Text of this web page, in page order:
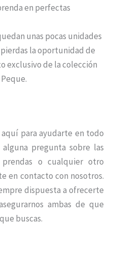
en perfectas
unas pocas unidades
la oportunidad de
exclusivo de la colección
para ayudarte en todo
pregunta sobre las
o cualquier otro
en contacto con nosotros.
dispuesta a ofrecerte
ambas de que
buscas.